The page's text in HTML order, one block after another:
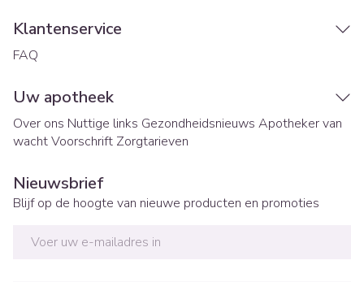
Klantenservice
FAQ
Uw apotheek
Over ons Nuttige links Gezondheidsnieuws Apotheker van
wachtVoorschrift Zorgtarieven
Nieuwsbrief
Blijf op de hoogte van nieuwe producten en promoties